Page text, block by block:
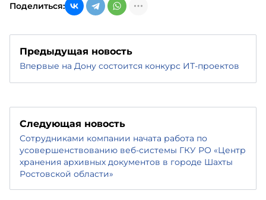
Поделиться:
Предыдущая новость
Впервые на Дону состоится конкурс ИТ-проектов
Следующая новость
Сотрудниками компании начата работа по
усовершенствованию веб-системы ГКУ РО «Центр
хранения архивных документов в городе Шахты
Ростовской области»